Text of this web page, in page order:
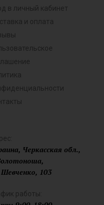
в личный кабинет
и оплата
Черкасская обл.,
103
работы: